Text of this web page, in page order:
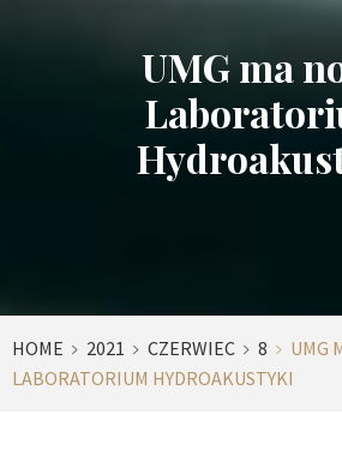
UMG ma
HOME 2021 CZERWIEC 8
UMG
LABORATORIUM HYDROAKUSTYKI